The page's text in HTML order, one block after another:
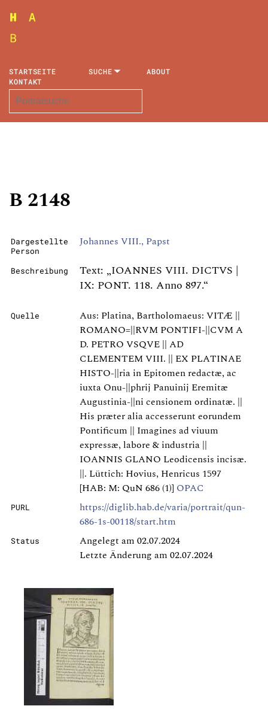
STARTSEITE SUCHE
ABOUT
KONTAKT
B 2148
Dargestellte
Person
Johannes VIII., Papst
Beschreibung
Text: „IOANNES VIII. DICTVS |
IX: PONT. 118. Anno 897.“
Quelle
Aus: Platina, Bartholomaeus: VITÆ ||
ROMANO=||RVM PONTIFI-||CVM A
D. PETRO VSQVE || AD
CLEMENTEM VIII. || EX PLATINAE
HISTO-||ria in Epitomen redactæ, ac
iuxta Onu-||phrij Panuinij Eremitæ
Augustinia-||ni censionem ordinatæ. ||
His præter alia accesserunt eorundem
Pontificum || Imagines ad viuum
expressæ, labore & industria ||
IOANNIS GLANO Leodicensis incisæ.
||. Lüttich: Hovius, Henricus 1597
[HAB: M: QuN 686 (1)] OPAC
PURL
https://diglib.hab.de/varia/portrait/qun-
686-1s-00118/start.htm
Status
Angelegt am 02.07.2024
Letzte Änderung am 02.07.2024